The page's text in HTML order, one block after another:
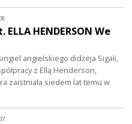
ELLA HENDERSON We
angielskiego didżeja Sigali,
z Ellą Henderson,
zaistniała siedem lat temu w